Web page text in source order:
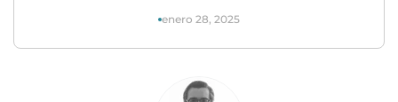
enero 28, 2025